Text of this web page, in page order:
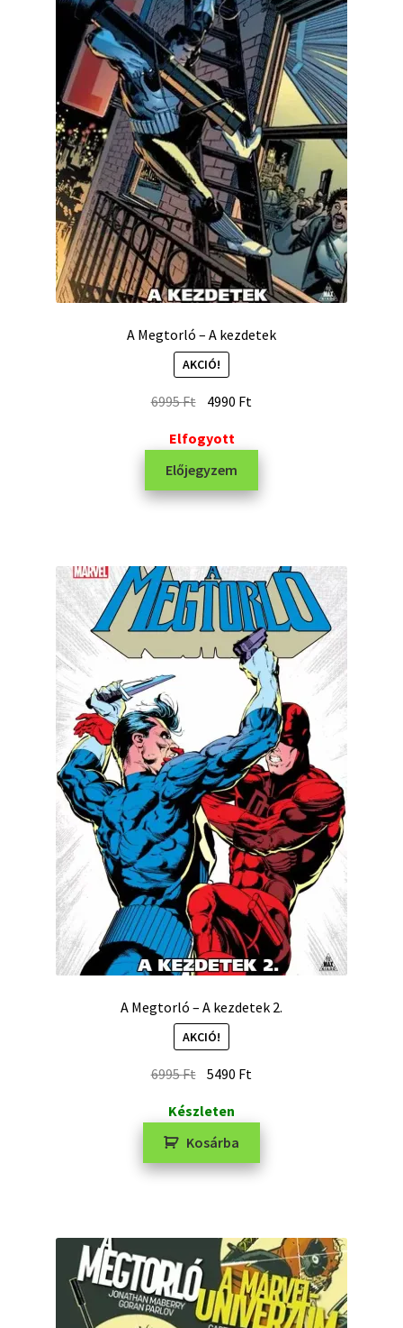
A ​Megtorló – A kezdetek
AKCIÓ!
6995Ft 4990 Ft
Elfogyott
Előjegyzem
A Megtorló – A kezdetek 2.
AKCIÓ!
6995Ft 5490 Ft
Készleten
Kosárba